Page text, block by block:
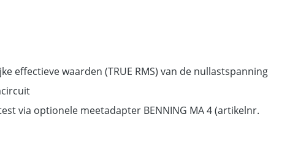
effectieve waarden (TRUE RMS) van de nullastspanning
via optionele meetadapter BENNING MA 4 (artikelnr.